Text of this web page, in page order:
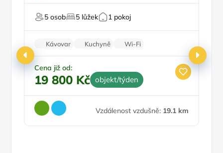
Vodní sporty
U vody
5 osob 5 lůžek 1 pokoj
Kávovar Kuchyně
Wi-Fi
Rodinné pokoje
Klimatizace
Cena již od:
19 800 Kč objekt/týden
Vzdálenost vzdušně: 19.1 km